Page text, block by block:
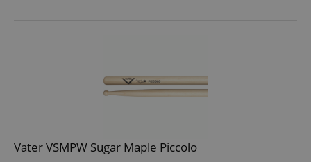
Vater VSMPW Sugar Maple Piccolo